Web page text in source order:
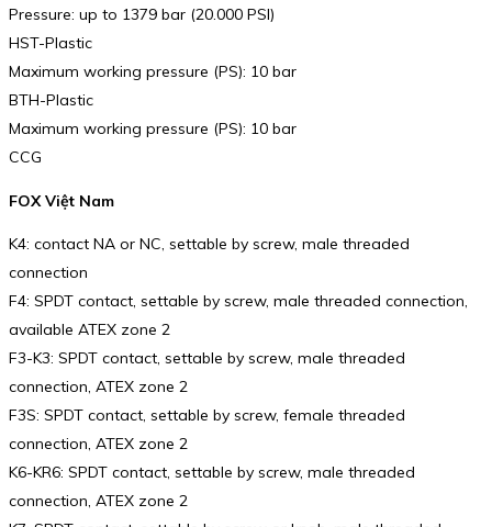
Pressure: up to 1379 bar (20.000 PSI)
HST-Plastic
Maximum working pressure (PS): 10 bar
BTH-Plastic
Maximum working pressure (PS): 10 bar
CCG
FOX Việt Nam
K4: contact NA or NC, settable by screw, male threaded
connection
F4: SPDT contact, settable by screw, male threaded connection,
available ATEX zone 2
F3-K3: SPDT contact, settable by screw, male threaded
connection, ATEX zone 2
F3S: SPDT contact, settable by screw, female threaded
connection, ATEX zone 2
K6-KR6: SPDT contact, settable by screw, male threaded
connection, ATEX zone 2